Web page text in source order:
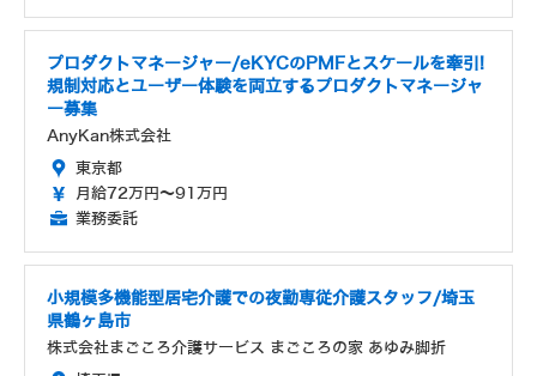
プロダクトマネージャー/eKYCのPMFとスケールを牽引!
規制対応とユーザー体験を両立するプロダクトマネージャ
ー募集
AnyKan株式会社
東京都
月給72万円～91万円
業務委託
小規模多機能型居宅介護での夜勤専従介護スタッフ/埼玉
県鶴ヶ島市
株式会社まごころ介護サービス まごころの家 あゆみ脚折